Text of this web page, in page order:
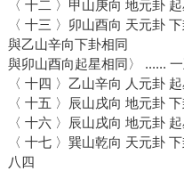
〈 十二 〉甲山庚向 地元卦
〈 十三 〉卯山酉向 天元卦
與乙山辛向下卦相同
與卯山酉向起星相同〉 ......
〈 十四 〉乙山辛向 人元卦
〈 十五 〉辰山戌向 地元卦
〈 十六 〉辰山戌向 地元卦
〈 十七 〉巽山乾向 天元卦
八四